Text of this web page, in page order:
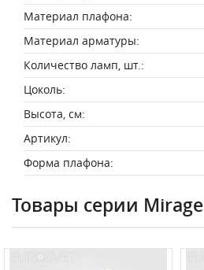
Материал плафона:
Материал арматуры:
Количество ламп, шт.:
Цоколь:
Высота, см:
Артикул:
Форма плафона:
Товары серии Mirage